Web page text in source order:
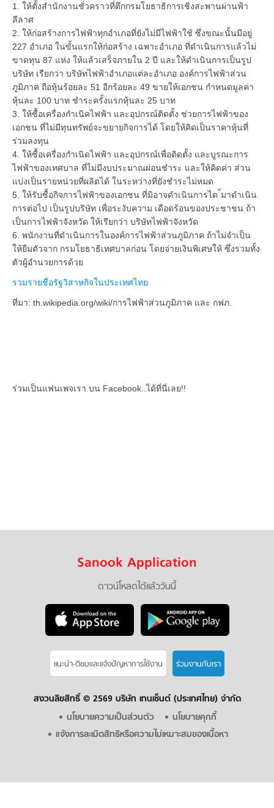
1. ให้ตั้งสำนักงานชั่วคราวที่ตึกกรมโยธาธิการเชิงสะพานผ่านฟ้า
ลีลาศ
2. ให้ก่อสร้างการไฟฟ้าทุกอำเภอที่ยังไม่มีไฟฟ้าใช้ ซึ่งขณะนั้นมีอยู่
227 อำเภอ ในขั้นแรกให้ก่อสร้าง เฉพาะอำเภอ ที่ดำเนินการแล้วไม่
ขาดทุน 87 แห่ง ให้แล้วเสร็จภายใน 2 ปี และให้ดำเนินการเป็นรูป
บริษัท เรียกว่า บริษัทไฟฟ้าอำเภอแต่ละอำเภอ องค์การไฟฟ้าส่วน
ภูมิภาค ถือหุ้นร้อยละ 51 อีกร้อยละ 49 ขายให้เอกชน กำหนดมูลค่า
หุ้นละ 100 บาท ชำระครั้งแรกหุ้นละ 25 บาท
3. ให้ซื้อเครื่องกำเนิคไฟฟ้า และอุปกรณ์ติดตั้ง ช่วยการไฟฟ้าของ
เอกชน ที่ไม่มีทุนทรัพย์จะขยายกิจการได้ โดยให้คิดเป็นราคาหุ้นที่
ร่วมลงทุน
4. ให้ซื้อเครื่องกำเนิดไฟฟ้า และอุปกรณ์เพื่อติดตั้ง และบูรณะการ
ไฟฟ้าของเทศบาล ที่ไม่มีงบประมาณผ่อนชำระ และให้คิดค่า ส่วน
แบ่งเป็นรายหน่วยที่ผลิตได้ ในระหว่างที่ยังชำระไม่หมด
5. ให้รับซื้อกิจการไฟฟ้าของเอกชน ที่มิอาจดำเนินการได ้มาดำเนิน
การต่อไป เป็นรูปบริษัท เพื่อระงับความ เดือดร้อนของประชาชน ถ้า
เป็นการไฟฟ้าจังหวัด ให้เรียกว่า บริษัทไฟฟ้าจังหวัด
6. พนักงานที่ดำเนินการในองค์การไฟฟ้าส่วนภูมิภาค ถ้าไม่จำเป็น
ให้ยืมตัวจาก กรมโยธาธิเทศบาลก่อน โดยจ่ายเงินพิเศษให้ ซึ่งรวมทั้ง
ตัวผู้อำนวยการด้วย
รวมรายชื่อรัฐวิสาหกิจในประเทศไทย
ที่มา: th.wikipedia.org/wiki/การไฟฟ้าส่วนภูมิภาค และ กฟภ.
ร่วมเป็นแฟนเพจเรา บน Facebook..ได้ที่นี่เลย!!
Sanook Application
ดาวน์โหลดได้แล้ววันนี้
แนะนำ-ติชมเเละแจ้งปัญหาการใช้งาน ร่วมงานกับเรา
สงวนลิขสิทธิ์ © 2569 บริษัท เทนเซ็นต์ (ประเทศไทย) จำกัด
นโยบายความเป็นส่วนตัว
นโยบายคุกกี้
แจ้งการละเมิดสิทธิหรือความไม่เหมาะสมของเนื้อหา